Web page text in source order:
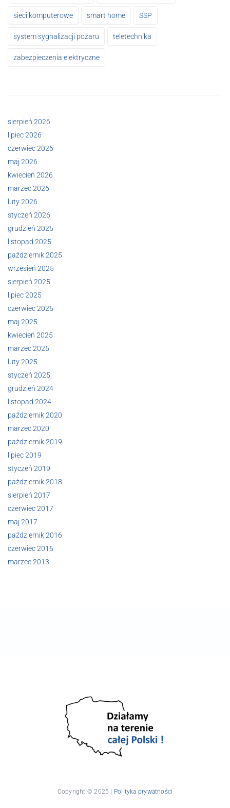
sieci komputerowe smart home SSP
system sygnalizacji pożaru teletechnika
zabezpieczenia elektryczne
sierpień 2026
lipiec 2026
czerwiec 2026
maj 2026
kwiecień 2026
marzec 2026
luty 2026
styczeń 2026
grudzień 2025
listopad 2025
październik 2025
wrzesień 2025
sierpień 2025
lipiec 2025
czerwiec 2025
maj 2025
kwiecień 2025
marzec 2025
luty 2025
styczeń 2025
grudzień 2024
listopad 2024
październik 2020
marzec 2020
październik 2019
lipiec 2019
styczeń 2019
październik 2018
sierpień 2017
czerwiec 2017
maj 2017
październik 2016
czerwiec 2015
marzec 2013
Copyright © 2025 | Polityka prywatności